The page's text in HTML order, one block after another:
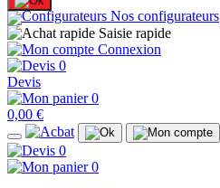
Nos configurateurs
Saisie rapide
Connexion
0
Devis
0
0,00 €
0
0